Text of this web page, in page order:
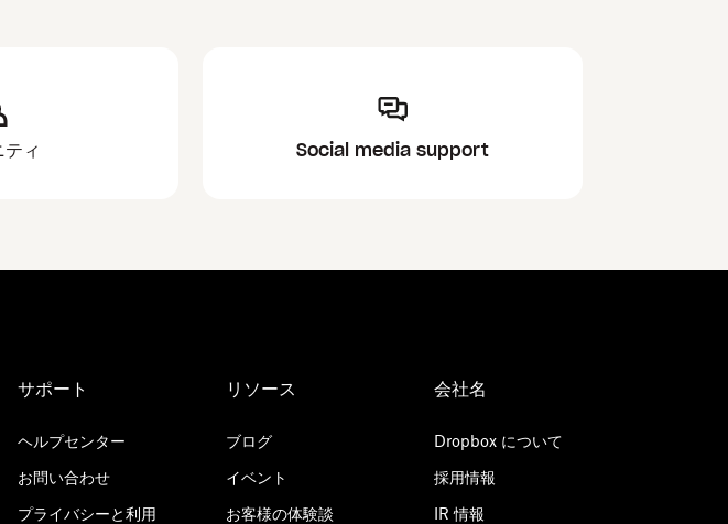
ィ Social media support
サポート
ヘルプセンター
お問い合わせ
プライバシーと利用
リソース
ブログ
イベント
お客様の体験談
会社名
Dropbox について
採用情報
IR 情報